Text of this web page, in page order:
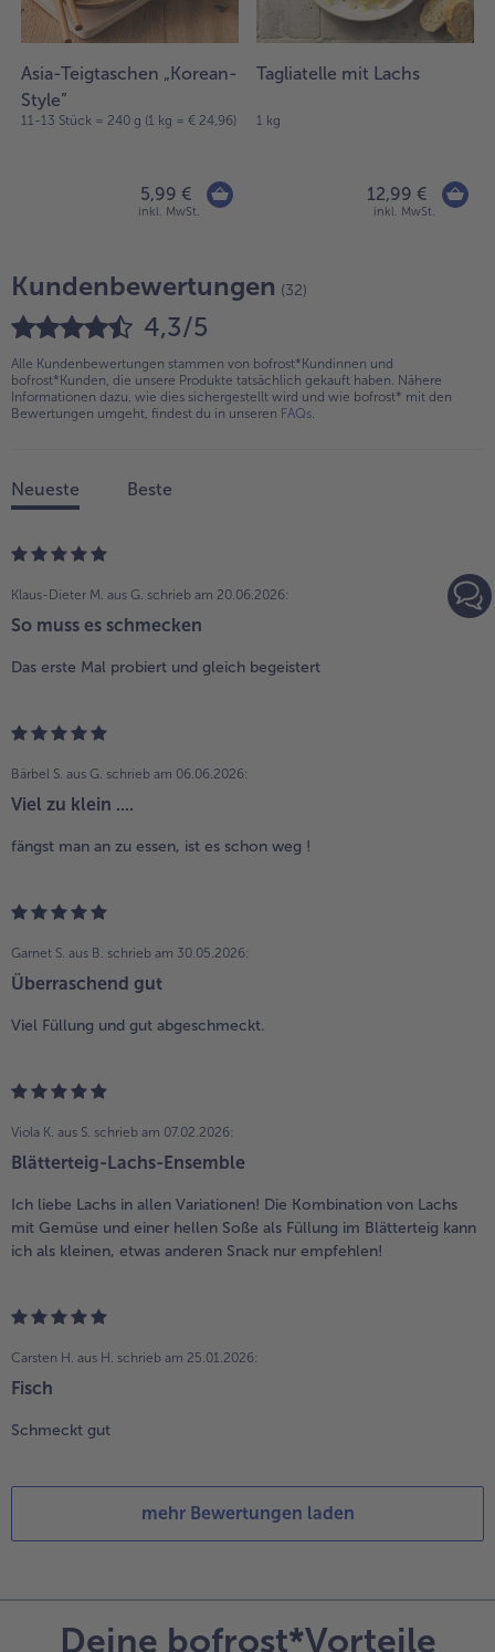
Asia-Teigtaschen „Korean-
Style”
11-13 Stück = 240 g (1 kg = € 24,96)
5,99 €
inkl. MwSt.
Tagliatelle mit Lachs
1 kg
12,99 €
inkl. MwSt.
Kundenbewertungen (32)
4,3/5
Alle Kundenbewertungen stammen von bofrost*Kundinnen und
bofrost*Kunden, die unsere Produkte tatsächlich gekauft haben. Nähere
Informationen dazu, wie dies sichergestellt wird und wie bofrost* mit den
Bewertungen umgeht, findest du in unseren FAQs.
Neueste Beste
Klaus-Dieter M. aus G. schrieb am 20.06.2026:
So muss es schmecken
Das erste Mal probiert und gleich begeistert
Bärbel S. aus G. schrieb am 06.06.2026:
Viel zu klein ....
fängst man an zu essen, ist es schon weg !
Garnet S. aus B. schrieb am 30.05.2026:
Überraschend gut
Viel Füllung und gut abgeschmeckt.
Viola K. aus S. schrieb am 07.02.2026:
Blätterteig-Lachs-Ensemble
Ich liebe Lachs in allen Variationen! Die Kombination von Lachs
mit Gemüse und einer hellen Soße als Füllung im Blätterteig kann
ich als kleinen, etwas anderen Snack nur empfehlen!
Carsten H. aus H. schrieb am 25.01.2026:
Fisch
Schmeckt gut
mehr Bewertungen laden
Deine bofrost*Vorteile